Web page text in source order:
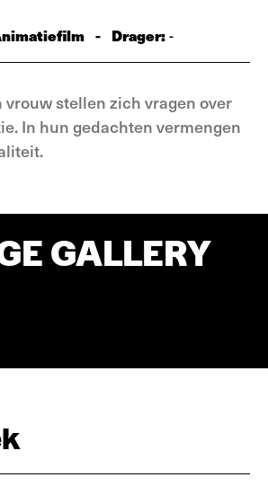
- Drager:-
vrouw stellen zich vragen over
In hun gedachten vermengen
GALLERY